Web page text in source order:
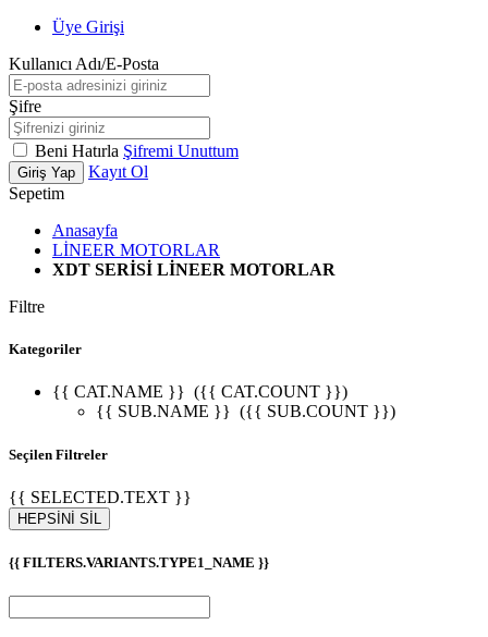
Üye Girişi
Kullanıcı Adı/E-Posta
Şifre
Beni Hatırla Şifremi Unuttum
Giriş Yap
Kayıt Ol
Sepetim
Anasayfa
LİNEER MOTORLAR
XDT SERİSİ LİNEER MOTORLAR
Filtre
Kategoriler
{{ CAT.NAME }} ({{ CAT.COUNT }})
{{ SUB.NAME }} ({{ SUB.COUNT }})
Seçilen Filtreler
{{ SELECTED.TEXT }}
HEPSİNİ SİL
{{ FILTERS.VARIANTS.TYPE1_NAME }}